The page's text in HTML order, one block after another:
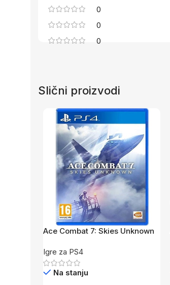
0
0
0
Slični proizvodi
Ace Combat 7: Skies Unknown
Igre za PS4
Na stanju